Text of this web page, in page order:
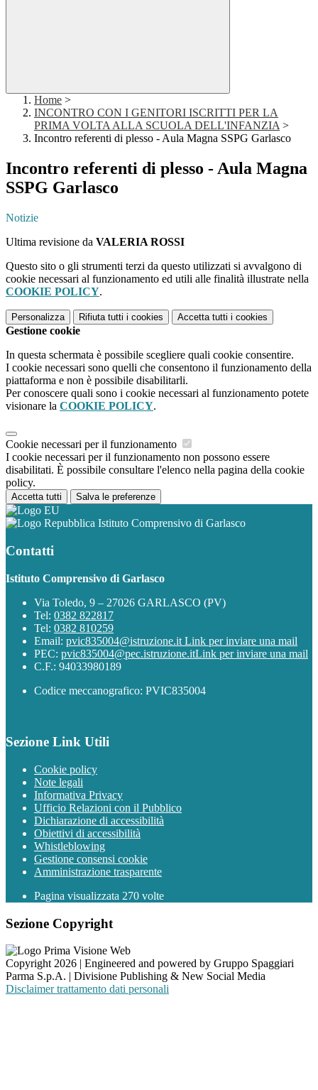
Home >
INCONTRO CON I GENITORI ISCRITTI PER LA
PRIMA VOLTA ALLA SCUOLA DELL'INFANZIA >
Incontro referenti di plesso - Aula Magna SSPG Garlasco
Incontro referenti di plesso - Aula Magna
SSPG Garlasco
Notizie
Ultima revisione da VALERIA ROSSI
Questo sito o gli strumenti terzi da questo utilizzati si avvalgono di
cookie necessari al funzionamento ed utili alle finalità illustrate nella
COOKIE POLICY.
Personalizza Rifiuta tutti i cookies Accetta tutti i cookies
Gestione cookie
In questa schermata è possibile scegliere quali cookie consentire.
I cookie necessari sono quelli che consentono il funzionamento della
piattaforma e non è possibile disabilitarli.
Per conoscere quali sono i cookie necessari al funzionamento potete
visionare la COOKIE POLICY.
Cookie necessari per il funzionamento
I cookie necessari per il funzionamento non possono essere
disabilitati. È possibile consultare l'elenco nella pagina della cookie
policy.
Accetta tutti Salva le preferenze
Istituto Comprensivo di Garlasco
Contatti
Istituto Comprensivo di Garlasco
Via Toledo, 9 – 27026 GARLASCO (PV)
Tel: 0382 822817
Tel: 0382 810259
Email: pvic835004@istruzione.it Link per inviare una mail
PEC: pvic835004@pec.istruzione.itLink per inviare una mail
C.F.: 94033980189
Codice meccanografico: PVIC835004
Sezione Link Utili
Cookie policy
Note legali
Informativa Privacy
Ufficio Relazioni con il Pubblico
Dichiarazione di accessibilità
Obiettivi di accessibilità
Whistleblowing
Gestione consensi cookie
Amministrazione trasparente
Pagina visualizzata 270 volte
Sezione Copyright
Copyright 2026 | Engineered and powered by Gruppo Spaggiari
Parma S.p.A. | Divisione Publishing & New Social Media
Disclaimer trattamento dati personali